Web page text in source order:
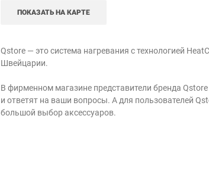
ПОКАЗАТЬ НА КАРТЕ
Qstore — это система нагревания с технологией
Швейцарии.
В фирменном магазине представители бренда Qstore
и ответят на ваши вопросы. А для пользователей
большой выбор аксессуаров.